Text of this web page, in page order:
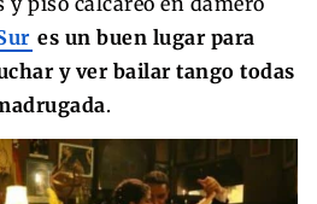
es un buen lugar para
y ver bailar tango todas
.